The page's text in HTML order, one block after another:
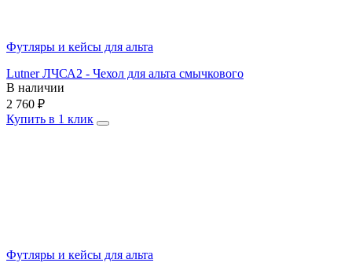
Футляры и кейсы для альта
Lutner ЛЧСА2 - Чехол для альта смычкового
В наличии
2 760 ₽
Купить в 1 клик
Футляры и кейсы для альта